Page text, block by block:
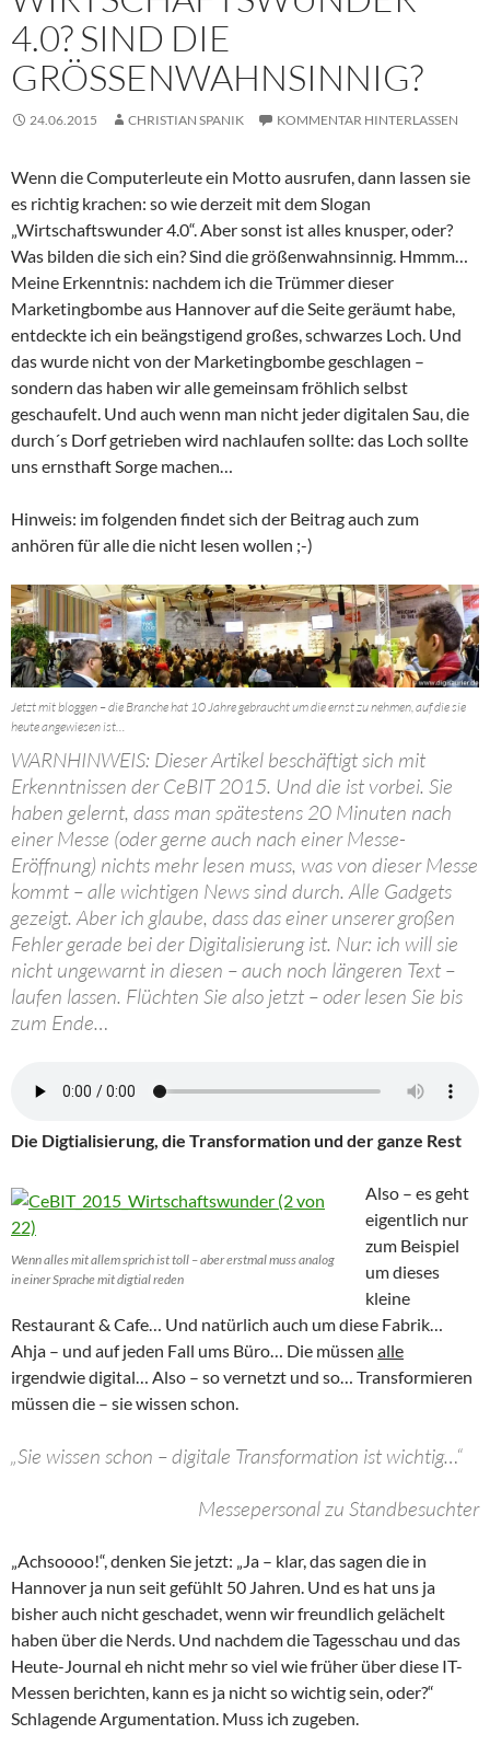
4.0? SIND DIE
GRÖSSENWAHNSINNIG?
24.06.2015 CHRISTIAN SPANIK KOMMENTAR HINTERLASSEN
Wenn die Computerleute ein Motto ausrufen, dann lassen sie
es richtig krachen: so wie derzeit mit dem Slogan
„Wirtschaftswunder 4.0“. Aber sonst ist alles knusper, oder?
Was bilden die sich ein? Sind die größenwahnsinnig. Hmmm…
Meine Erkenntnis: nachdem ich die Trümmer dieser
Marketingbombe aus Hannover auf die Seite geräumt habe,
entdeckte ich ein beängstigend großes, schwarzes Loch. Und
das wurde nicht von der Marketingbombe geschlagen –
sondern das haben wir alle gemeinsam fröhlich selbst
geschaufelt. Und auch wenn man nicht jeder digitalen Sau, die
durch´s Dorf getrieben wird nachlaufen sollte: das Loch sollte
uns ernsthaft Sorge machen…
Hinweis: im folgenden findet sich der Beitrag auch zum
anhören für alle die nicht lesen wollen ;-)
Jetzt mit bloggen – die Branche hat 10 Jahre gebraucht um die ernst zu nehmen, auf die sie
heute angewiesen ist…
WARNHINWEIS: Dieser Artikel beschäftigt sich mit
Erkenntnissen der CeBIT 2015. Und die ist vorbei. Sie
haben gelernt, dass man spätestens 20 Minuten nach
einer Messe (oder gerne auch nach einer Messe-
Eröffnung) nichts mehr lesen muss, was von dieser Messe
kommt – alle wichtigen News sind durch. Alle Gadgets
gezeigt. Aber ich glaube, dass das einer unserer großen
Fehler gerade bei der Digitalisierung ist. Nur: ich will sie
nicht ungewarnt in diesen – auch noch längeren Text –
laufen lassen. Flüchten Sie also jetzt – oder lesen Sie bis
zum Ende…
Die Digtialisierung, die Transformation und der ganze Rest
Wenn alles mit allem sprich ist toll – aber erstmal muss analog
in einer Sprache mit digtial reden
Also – es geht
eigentlich nur
zum Beispiel
um dieses
kleine
Restaurant & Cafe… Und natürlich auch um diese Fabrik…
Ahja – und auf jeden Fall ums Büro… Die müssen alle
irgendwie digital… Also – so vernetzt und so… Transformieren
müssen die – sie wissen schon.
„Sie wissen schon – digitale Transformation ist wichtig…“
Messepersonal zu Standbesuchter
„Achsoooo!“, denken Sie jetzt: „Ja – klar, das sagen die in
Hannover ja nun seit gefühlt 50 Jahren. Und es hat uns ja
bisher auch nicht geschadet, wenn wir freundlich gelächelt
haben über die Nerds. Und nachdem die Tagesschau und das
Heute-Journal eh nicht mehr so viel wie früher über diese IT-
Messen berichten, kann es ja nicht so wichtig sein, oder?“
Schlagende Argumentation. Muss ich zugeben.